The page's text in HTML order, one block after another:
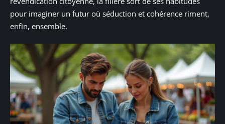
pour imaginer un futur où séduction et cohérence riment,
enfin, ensemble.